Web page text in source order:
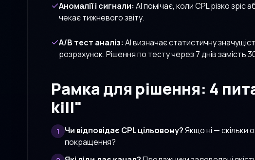
Аномалії і сигнали: AI помічає, коли CPL різко зріс
чекає тижневого звіту.
A/B тест аналіз: AI визначає статистичну
розрахунок. Рішення по тесту через 7 днів замість
Рамка для рішення: 4
kill"
1 Чи відповідає CPL цільовому?Якщо ні — скільки
покращення?